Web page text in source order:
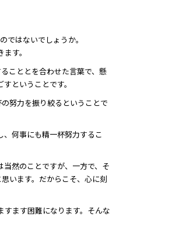
ではないでしょうか。
す。
こととを合わせた言葉で、懸
ということです。
努力を振り絞るということで
、何事にも精一杯努力するこ
然のことですが、一方で、そ
います。だからこそ、心に刻
すます困難になります。そんな